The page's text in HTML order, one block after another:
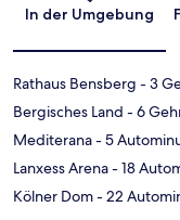
In der Umgebung
Rathaus Bensberg - 3
Bergisches Land - 6
Mediterana- 5
Lanxess Arena- 18
Kölner Dom- 22